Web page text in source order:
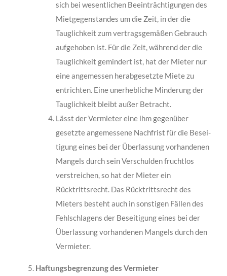
sich bei wesentlichen Beeinträchtigungen des
Mietgegenstandes um die Zeit, in der die
Tauglichkeit zum vertragsgemäßen Gebrauch
aufgehoben ist. Für die Zeit, während der die
Tauglichkeit gemindert ist, hat der Mieter nur
eine ange­messen herabgesetzte Miete zu
entrichten. Eine unerhebliche Minderung der
Tauglich­keit bleibt außer Betracht.
Lässt der Vermieter eine ihm gegenüber
gesetzte angemessene Nachfrist für die Besei­
tigung eines bei der Überlassung vorhandenen
Mangels durch sein Verschulden frucht­los
verstreichen, so hat der Mieter ein
Rücktrittsrecht. Das Rücktrittsrecht des
Mieters besteht auch in sonstigen Fällen des
Fehlschlagens der Beseitigung eines bei der
Über­lassung vorhandenen Mangels durch den
Vermieter.
Haftungsbegrenzung des Vermieter